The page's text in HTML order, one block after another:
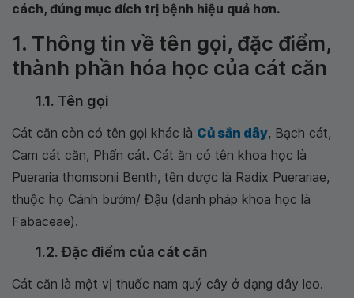
cách, đúng mục đích trị bệnh hiệu quả hơn.
1. Thông tin về tên gọi, đặc điểm,
thành phần hóa học của cát căn
1.1. Tên gọi
Cát căn còn có tên gọi khác là Củ sắn dây, Bạch cát,
Cam cát căn, Phấn cát. Cát ăn có tên khoa học là
Pueraria thomsonii Benth, tên dược là Radix Puerariae,
thuộc họ Cánh bướm/ Đậu (danh pháp khoa học là
Fabaceae).
1.2. Đặc điểm của cát căn
Cát căn là một vị thuốc nam quý cây ở dạng dây leo.